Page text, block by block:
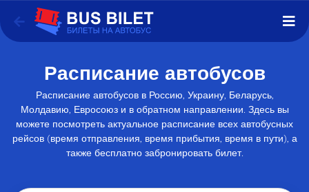
Расписание автобусов
Расписание автобусов в Россию, Украину, Беларусь,
Молдавию, Евросоюз и в обратном направлении. Здесь вы
можете посмотреть актуальное расписание всех автобусных
рейсов (время отправления, время прибытия, время в пути), а
также бесплатно забронировать билет.